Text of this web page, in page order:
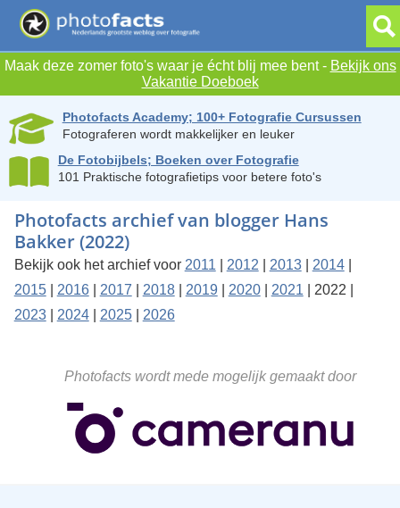
Maak deze zomer foto's waar je écht blij mee bent - Bekijk ons
Vakantie Doeboek
Photofacts Academy; 100+ Fotografie Cursussen
Fotograferen wordt makkelijker en leuker
De Fotobijbels; Boeken over Fotografie
101 Praktische fotografietips voor betere foto's
Photofacts archief van blogger Hans
Bakker (2022)
Bekijk ook het archief voor 2011| 2012 2013| 2014|
2015| 2016| 2017 2018| 2019 2020| 2021| 2022 |
2023| 2024| 2025| 2026
Photofacts wordt mede mogelijk gemaakt door